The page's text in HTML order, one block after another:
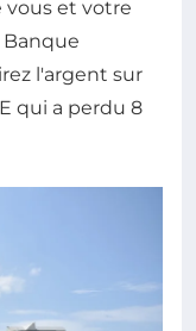
et votre
l'argent sur
qui a perdu 8